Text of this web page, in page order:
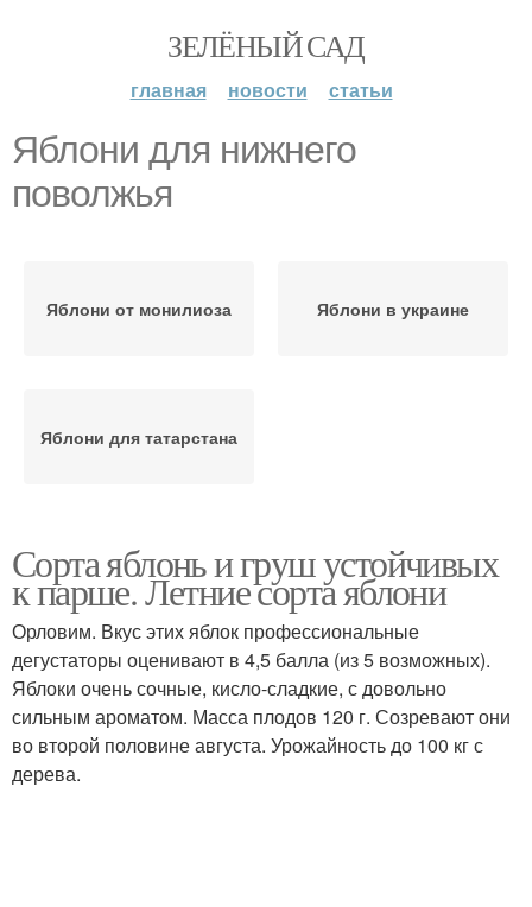
ЗЕЛЁНЫЙ САД
главная новости статьи
Яблони для нижнего
поволжья
Яблони от монилиоза Яблони в украине
Яблони для татарстана
Сорта яблонь и груш устойчивых
к парше. Летние сорта яблони
Орловим. Вкус этих яблок профессиональные
дегустаторы оценивают в 4,5 балла (из 5 возможных).
Яблоки очень сочные, кисло-сладкие, с довольно
сильным ароматом. Масса плодов 120 г. Созревают они
во второй половине августа. Урожайность до 100 кг с
дерева.